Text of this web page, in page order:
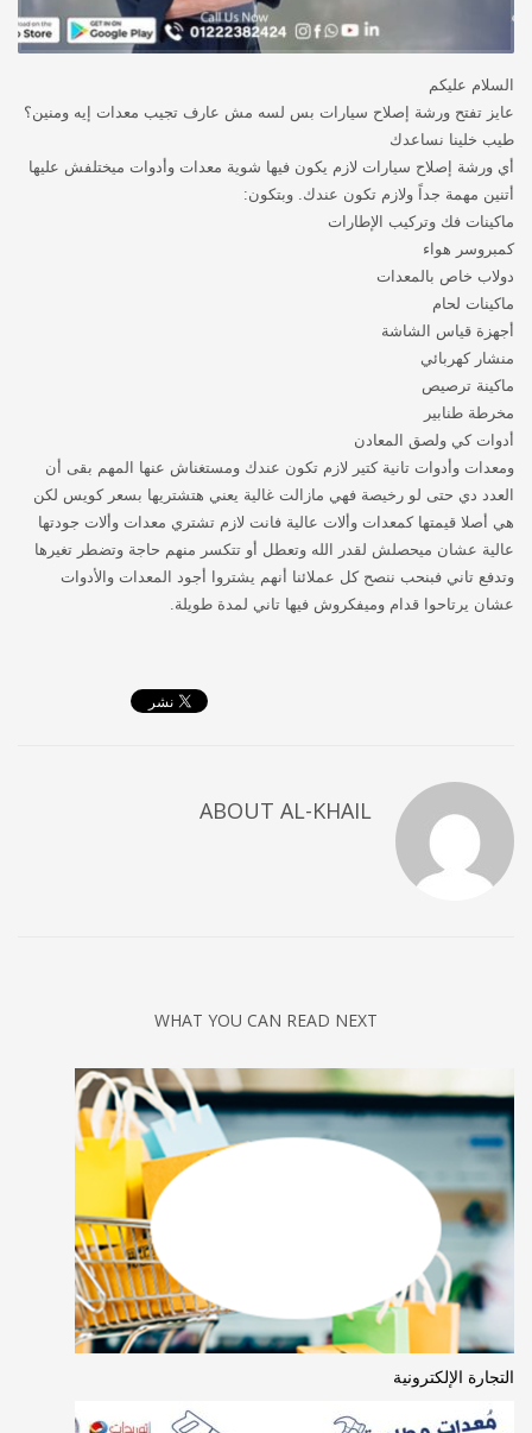
السلام عليكم
عايز تفتح ورشة إصلاح سيارات بس لسه مش عارف تجيب معدات إيه ومنين؟
طيب خلينا نساعدك
أي ورشة إصلاح سيارات لازم يكون فيها شوية معدات وأدوات ميختلفش عليها
أتنين مهمة جداً ولازم تكون عندك. وبتكون:
ماكينات فك وتركيب الإطارات
كمبروسر هواء
دولاب خاص بالمعدات
ماكينات لحام
أجهزة قياس الشاشة
منشار كهربائي
ماكينة ترصيص
مخرطة طنابير
أدوات كي ولصق المعادن
ومعدات وأدوات تانية كتير لازم تكون عندك ومستغناش عنها المهم بقى أن
العدد دي حتى لو رخيصة فهي مازالت غالية يعني هتشتريها بسعر كويس لكن
هي أصلا قيمتها كمعدات وألات عالية فانت لازم تشتري معدات وألات جودتها
عالية عشان ميحصلش لقدر الله وتعطل أو تتكسر منهم حاجة وتضطر تغيرها
وتدفع تاني فبنحب ننصح كل عملائنا أنهم يشتروا أجود المعدات والأدوات
عشان يرتاحوا قدام وميفكروش فيها تاني لمدة طويلة.
ABOUT AL-KHAIL
WHAT YOU CAN READ NEXT
التجارة الإلكترونية